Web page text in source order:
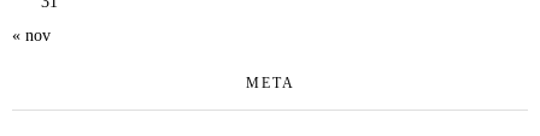
« nov
META